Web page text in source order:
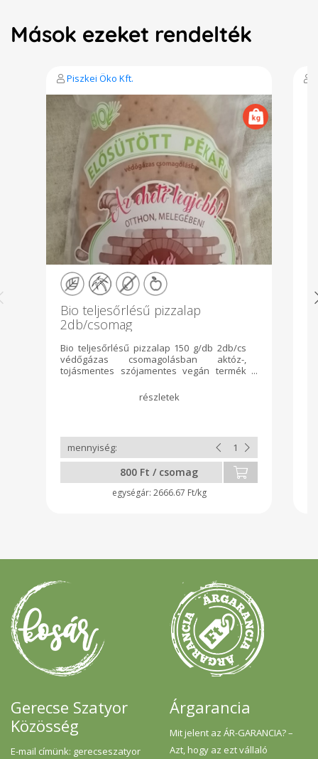
Mások ezeket rendelték
Piszkei Öko Kft.
Bio teljesőrlésű pizzalap
2db/csomag
Bio teljesőrlésű pizzalap 150 g/db 2db/cs
védőgázas csomagolásban aktóz-,
tojásmentes szójamentes vegán termék
mentes adalék-, tartósítószer mentes
védőgázas csomagolásban 2db/csomag,
Összetevők: teljesőrlésű
tönkölybúzaliszt*, élesztős kovász
(teljesőrlésű tönkölybúzaliszt*, víz,
élesztő), víz, tengeri só, csomagológázok:
CO2 gáz keveréke. A*-gal jelölt összetevők
ellenőrzött ökológiai gazdálkodásból
800 Ft / csomag
2666.67 Ft/kg
Gerecse Szatyor
Közösség
E-mail címünk: gerecseszatyor
Árgarancia
Mit jelent az ÁR-GARANCIA? –
Azt, hogy az ezt vállaló